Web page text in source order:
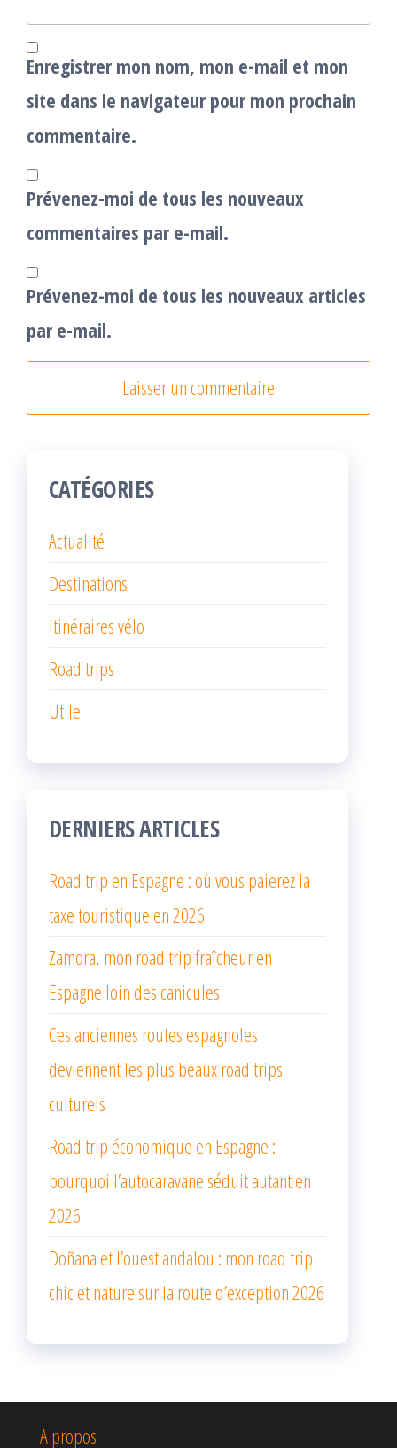
Enregistrer mon nom, mon e-mail et mon
site dans le navigateur pour mon prochain
commentaire.
Prévenez-moi de tous les nouveaux
commentaires par e-mail.
Prévenez-moi de tous les nouveaux articles
par e-mail.
CATÉGORIES
Actualité
Destinations
Itinéraires vélo
Road trips
Utile
DERNIERS ARTICLES
Road trip en Espagne : où vous paierez la
taxe touristique en 2026
Zamora, mon road trip fraîcheur en
Espagne loin des canicules
Ces anciennes routes espagnoles
deviennent les plus beaux road trips
culturels
Road trip économique en Espagne :
pourquoi l’autocaravane séduit autant en
2026
Doñana et l’ouest andalou : mon road trip
chic et nature sur la route d’exception 2026
A propos